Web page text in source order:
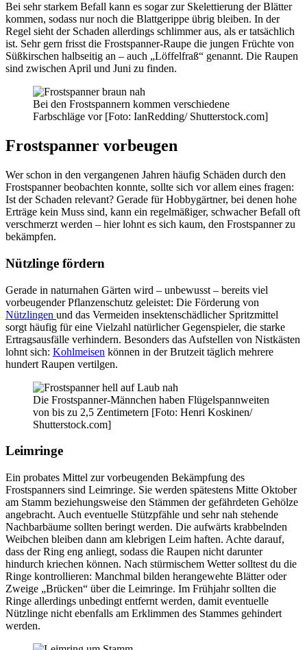
Bei sehr starkem Befall kann es sogar zur Skelettierung der Blätter
kommen, sodass nur noch die Blattgerippe übrig bleiben. In der
Regel sieht der Schaden allerdings schlimmer aus, als er tatsächlich
ist. Sehr gern frisst die Frostspanner-Raupe die jungen Früchte von
Süßkirschen halbseitig an – auch „Löffelfraß“ genannt. Die Raupen
sind zwischen April und Juni zu finden.
Bei den Frostspannern kommen verschiedene
Farbschläge vor [Foto: IanRedding/ Shutterstock.com]
Frostspanner vorbeugen
Wer schon in den vergangenen Jahren häufig Schäden durch den
Frostspanner beobachten konnte, sollte sich vor allem eines fragen:
Ist der Schaden relevant? Gerade für Hobbygärtner, bei denen hohe
Erträge kein Muss sind, kann ein regelmäßiger, schwacher Befall oft
verschmerzt werden – hier lohnt es sich kaum, den Frostspanner zu
bekämpfen.
Nützlinge fördern
Gerade in naturnahen Gärten wird – unbewusst – bereits viel
vorbeugender Pflanzenschutz geleistet: Die Förderung von
Nützlingen und das Vermeiden insektenschädlicher Spritzmittel
sorgt häufig für eine Vielzahl natürlicher Gegenspieler, die starke
Ertragsausfälle verhindern. Besonders das Aufstellen von Nistkästen
lohnt sich: Kohlmeisen können in der Brutzeit täglich mehrere
hundert Raupen vertilgen.
Die Frostspanner-Männchen haben Flügelspannweiten
von bis zu 2,5 Zentimetern [Foto: Henri Koskinen/
Shutterstock.com]
Leimringe
Ein probates Mittel zur vorbeugenden Bekämpfung des
Frostspanners sind Leimringe. Sie werden spätestens Mitte Oktober
am Stamm beziehungsweise den Stämmen der gefährdeten Gehölze
angebracht. Auch eventuelle Stützpfähle und sehr nah stehende
Nachbarbäume sollten beringt werden. Die aufwärts krabbelnden
Weibchen bleiben dann am klebrigen Leim haften. Achte darauf,
dass der Ring eng anliegt, sodass die Raupen nicht darunter
hindurch kriechen können. Nach stürmischem Wetter solltest du die
Ringe kontrollieren: Manchmal bilden herangewehte Blätter oder
Zweige „Brücken“ über die Leimringe. Im Frühjahr sollten die
Ringe allerdings unbedingt entfernt werden, damit eventuelle
Nützlinge nicht ebenfalls am Erklimmen des Stammes gehindert
werden.